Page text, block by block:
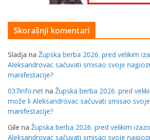
Skorašnji komentari
Sladja na Župska berba 2026. pred velikim
Aleksandrovac sačuvati smisao svoje
manifestacije?
037info.net na Župska berba 2026. pred
može li Aleksandrovac sačuvati smisao
manifestacije?
Gile na Župska berba 2026. pred velikim
Aleksandrovac sačuvati smisao svoje